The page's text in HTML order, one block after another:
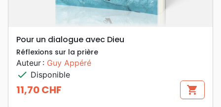
Pour un dialogue avec Dieu
Réflexions sur la prière
Auteur : Guy Appéré
check Disponible
Prix
11,70 CHF shopping_cart